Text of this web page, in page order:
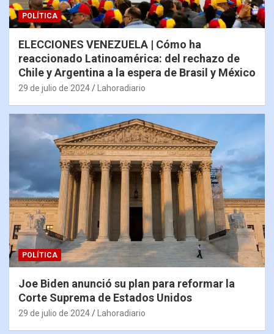
POLÍTICA
ELECCIONES VENEZUELA | Cómo ha
reaccionado Latinoamérica: del rechazo de
Chile y Argentina a la espera de Brasil y México
29 de julio de 2024 Lahoradiario
POLÍTICA
Joe Biden anunció su plan para reformar la
Corte Suprema de Estados Unidos
29 de julio de 2024 Lahoradiario